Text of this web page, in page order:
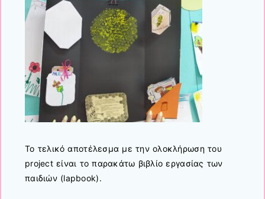
Το τελικό αποτέλεσμα με την ολοκλήρωση του
project είναι το παρακάτω βιβλίο εργασίας των
παιδιών (lapbook).